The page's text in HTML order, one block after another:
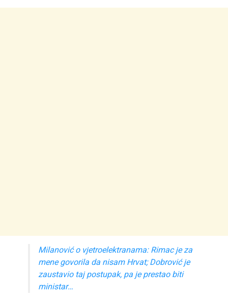
Milanović o vjetroelektranama: Rimac je za
mene govorila da nisam Hrvat; Dobrović je
zaustavio taj postupak, pa je prestao biti
ministar…